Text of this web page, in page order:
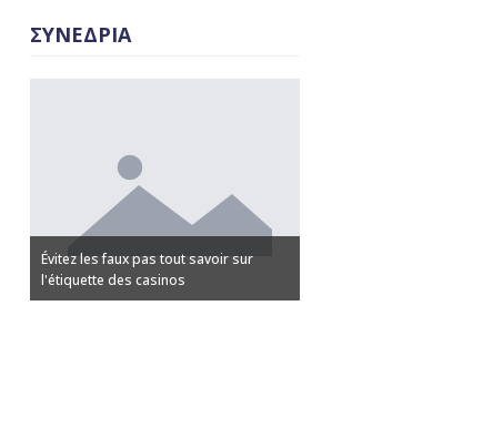
ΣΥΝΕΔΡΙΑ
Évitez les faux pas tout savoir sur
l'étiquette des casinos